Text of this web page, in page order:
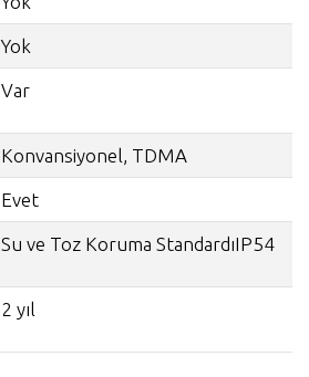
Yok
Var
Konvansiyonel, TDMA
Evet
Su ve Toz Koruma StandardıIP54
2 yıl